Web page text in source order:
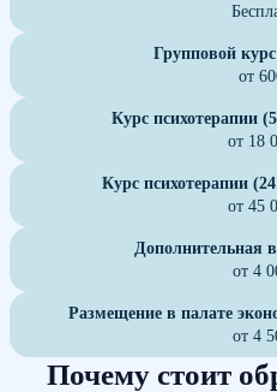
Групповой
от
Курс психотерапии
от 18
Курс психотерапии
от 45
Дополнительная
от 4
Размещение в палате
от 4
Почему стоит